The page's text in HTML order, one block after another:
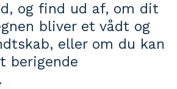
og find ud af, om dit
bliver et vådt og
eller om du kan
berigende